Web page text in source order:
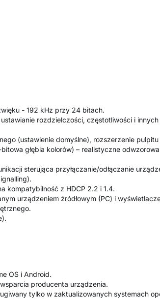
- 192 kHz przy 24 bitach.
rozdzielczości, częstotliwości i
(ustawienie domyślne), rozszerzenie pulpitu
bitowa głębia kolorów) – realistyczne
sterująca przyłączanie/odłączanie
kompatybilność z HDCP 2.2 i 1.4.
urządzeniem źródłowym (PC) i
OS i Android.
producenta urządzenia.
tylko w zaktualizowanych systemach